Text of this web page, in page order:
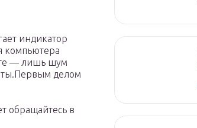
индикатор
компьютера
— лишь шум
делом
обращайтесь в